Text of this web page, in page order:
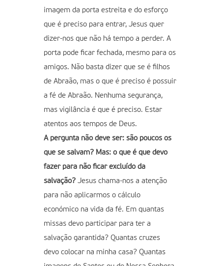
imagem da porta estreita e do esforço
que é preciso para entrar, Jesus quer
dizer-nos que não há tempo a perder. A
porta pode ficar fechada, mesmo para os
amigos. Não basta dizer que se é filhos
de Abraão, mas o que é preciso é possuir
a fé de Abraão. Nenhuma segurança,
mas vigilância é que é preciso. Estar
atentos aos tempos de Deus.
A pergunta não deve ser: são poucos os
que se salvam? Mas: o que é que devo
fazer para não ficar excluído da
salvação? Jesus chama-nos a atenção
para não aplicarmos o cálculo
económico na vida da fé. Em quantas
missas devo participar para ter a
salvação garantida? Quantas cruzes
devo colocar na minha casa? Quantas